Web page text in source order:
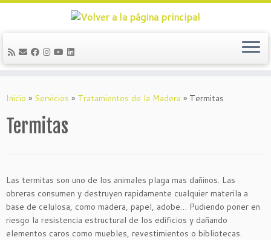
Inicio » Servicios » Tratamientos de la Madera » Termitas
Termitas
Las termitas son uno de los animales plaga mas dañinos. Las
obreras consumen y destruyen rapidamente cualquier materila a
base de celulosa, como madera, papel, adobe… Pudiendo poner en
riesgo la resistencia estructural de los edificios y dañando
elementos caros como muebles, revestimientos o bibliotecas.